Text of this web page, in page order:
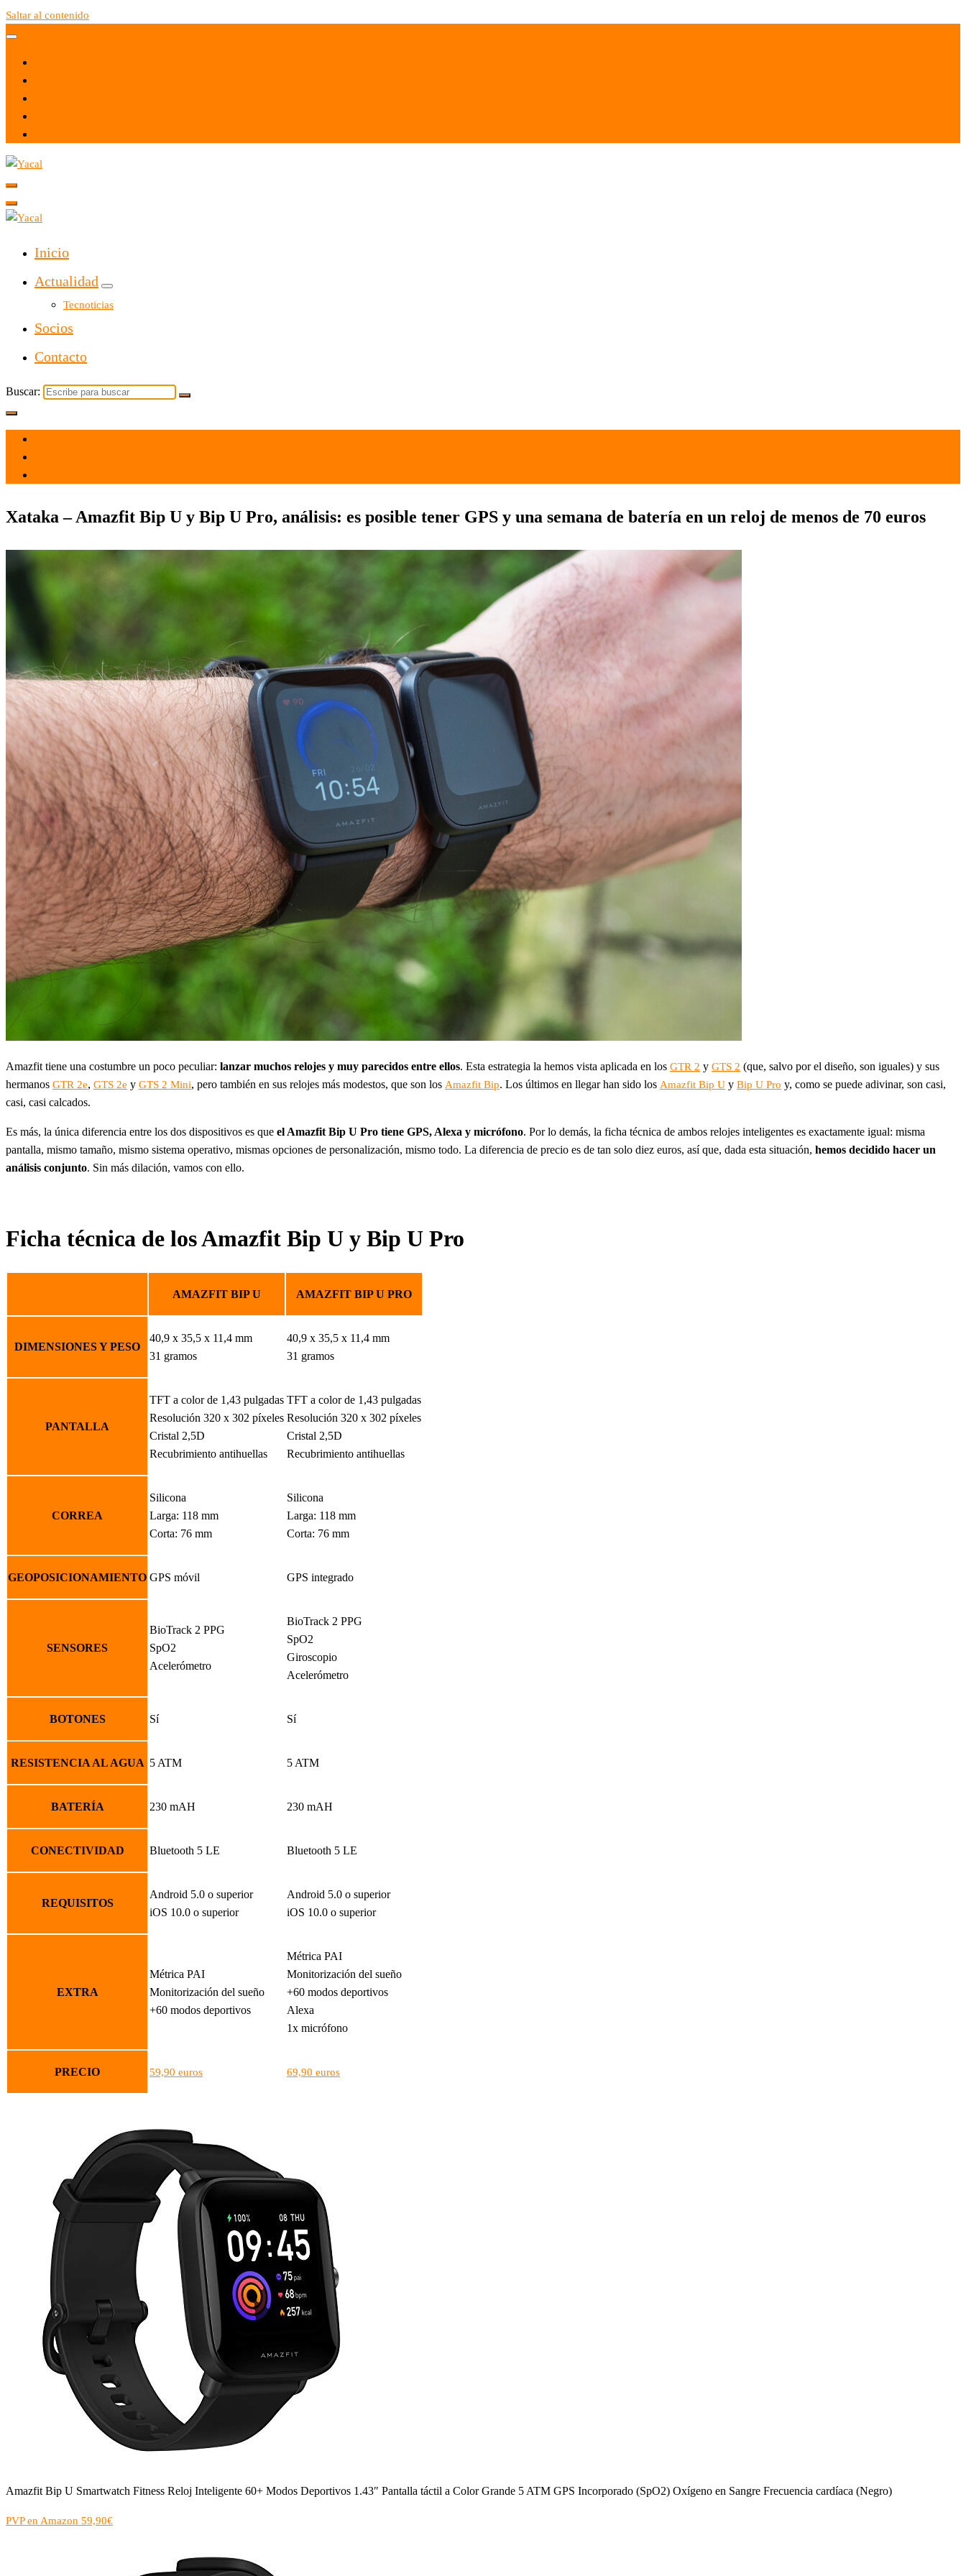
Saltar al contenido
Yacal micro hosting
Inicio
Actualidad
Tecnoticias
Socios
Contacto
Buscar:
Xataka – Amazfit Bip U y Bip U Pro, análisis: es posible tener GPS y una semana de batería en un reloj de menos de 70 euros
Amazfit tiene una costumbre un poco peculiar: lanzar muchos relojes y muy parecidos entre ellos. Esta estrategia la hemos vista aplicada en los GTR 2 y GTS 2 (que, salvo por el diseño, son iguales) y sus
hermanos GTR 2e, GTS 2e y GTS 2 Mini, pero también en sus relojes más modestos, que son los Amazfit Bip. Los últimos en llegar han sido los Amazfit Bip U y Bip U Pro y, como se puede adivinar, son casi,
casi, casi calcados.
Es más, la única diferencia entre los dos dispositivos es que el Amazfit Bip U Pro tiene GPS, Alexa y micrófono. Por lo demás, la ficha técnica de ambos relojes inteligentes es exactamente igual: misma
pantalla, mismo tamaño, mismo sistema operativo, mismas opciones de personalización, mismo todo. La diferencia de precio es de tan solo diez euros, así que, dada esta situación, hemos decidido hacer un
análisis conjunto. Sin más dilación, vamos con ello.
Ficha técnica de los Amazfit Bip U y Bip U Pro
AMAZFIT BIP U AMAZFIT BIP U PRO
DIMENSIONES Y PESO
40,9 x 35,5 x 11,4 mm
31 gramos
40,9 x 35,5 x 11,4 mm
31 gramos
PANTALLA
TFT a color de 1,43 pulgadas
Resolución 320 x 302 píxeles
Cristal 2,5D
Recubrimiento antihuellas
TFT a color de 1,43 pulgadas
Resolución 320 x 302 píxeles
Cristal 2,5D
Recubrimiento antihuellas
CORREA
Silicona
Larga: 118 mm
Corta: 76 mm
Silicona
Larga: 118 mm
Corta: 76 mm
GEOPOSICIONAMIENTO GPS móvil GPS integrado
SENSORES
BioTrack 2 PPG
SpO2
Acelerómetro
BioTrack 2 PPG
SpO2
Giroscopio
Acelerómetro
BOTONES Sí Sí
RESISTENCIA AL AGUA 5 ATM 5 ATM
BATERÍA 230 mAH 230 mAH
CONECTIVIDAD Bluetooth 5 LE Bluetooth 5 LE
REQUISITOS
Android 5.0 o superior
iOS 10.0 o superior
Android 5.0 o superior
iOS 10.0 o superior
EXTRA
Métrica PAI
Monitorización del sueño
+60 modos deportivos
Métrica PAI
Monitorización del sueño
+60 modos deportivos
Alexa
1x micrófono
PRECIO 59,90 euros 69,90 euros
Amazfit Bip U Smartwatch Fitness Reloj Inteligente 60+ Modos Deportivos 1.43″ Pantalla táctil a Color Grande 5 ATM GPS Incorporado (SpO2) Oxígeno en Sangre Frecuencia cardíaca (Negro)
PVP en Amazon 59,90€